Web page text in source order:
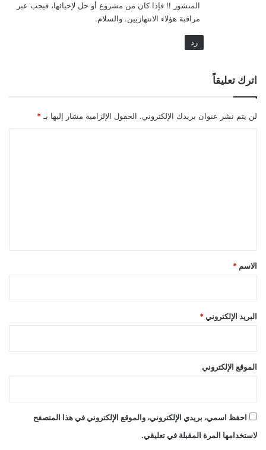
المنشور !! فإذا كان من مشروع أو حل لإحيائها، فيجب عبر
مراقبة هؤلاء الانتهازيين. والسلام.
رد
اترك تعليقاً
لن يتم نشر عنوان بريدك الإلكتروني. الحقول الإلزامية مشار إليها بـ *
*
الاسم *
البريد الإلكتروني *
الموقع الإلكتروني
احفظ اسمي، بريدي الإلكتروني، والموقع الإلكتروني في هذا المتصفح
لاستخدامها المرة المقبلة في تعليقي.